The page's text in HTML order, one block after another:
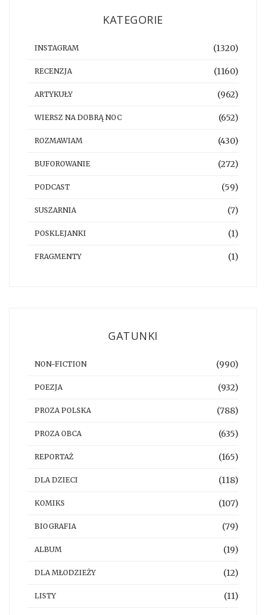
KATEGORIE
INSTAGRAM (1320)
RECENZJA (1160)
ARTYKUŁY (962)
WIERSZ NA DOBRĄ NOC (652)
ROZMAWIAM (430)
BUFOROWANIE (272)
PODCAST (59)
SUSZARNIA (7)
POSKLEJANKI (1)
FRAGMENTY (1)
GATUNKI
NON-FICTION (990)
POEZJA (932)
PROZA POLSKA (788)
PROZA OBCA (635)
REPORTAŻ (165)
DLA DZIECI (118)
KOMIKS (107)
BIOGRAFIA (79)
ALBUM (19)
DLA MŁODZIEŻY (12)
LISTY (11)